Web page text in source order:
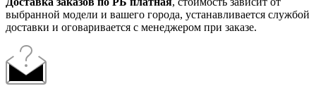
выбранной модели и вашего города, устанавливается службой
доставки и оговаривается с менеджером при заказе.